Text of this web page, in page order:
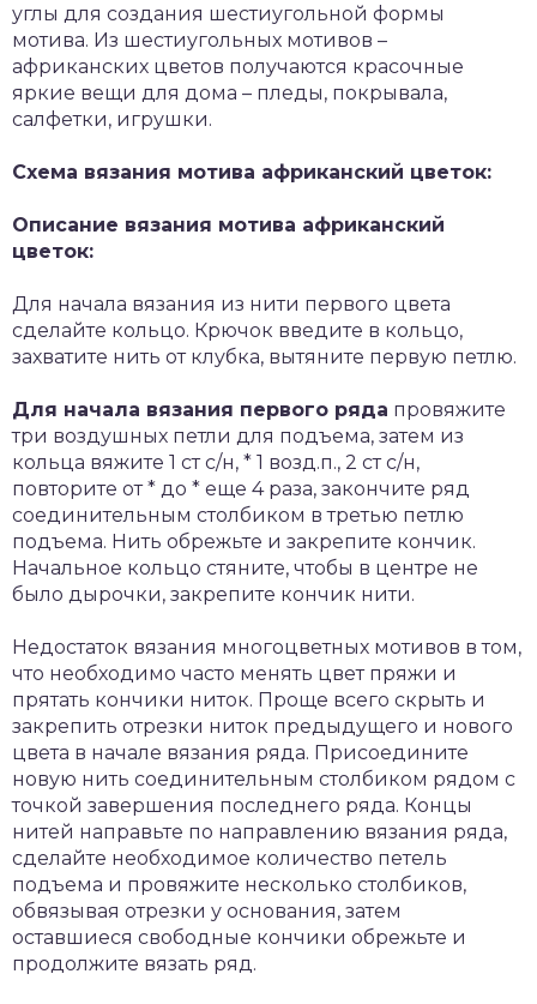
углы для создания шестиугольной формы
мотива. Из шестиугольных мотивов –
африканских цветов получаются красочные
яркие вещи для дома – пледы, покрывала,
салфетки, игрушки.
Схема вязания мотива африканский цветок:
Описание вязания мотива африканский
цветок:
Для начала вязания из нити первого цвета
сделайте кольцо. Крючок введите в кольцо,
захватите нить от клубка, вытяните первую петлю.
Для начала вязания первого ряда провяжите
три воздушных петли для подъема, затем из
кольца вяжите 1 ст с/н, * 1 возд.п., 2 ст с/н,
повторите от * до * еще 4 раза, закончите ряд
соединительным столбиком в третью петлю
подъема. Нить обрежьте и закрепите кончик.
Начальное кольцо стяните, чтобы в центре не
было дырочки, закрепите кончик нити.
Недостаток вязания многоцветных мотивов в том,
что необходимо часто менять цвет пряжи и
прятать кончики ниток. Проще всего скрыть и
закрепить отрезки ниток предыдущего и нового
цвета в начале вязания ряда. Присоедините
новую нить соединительным столбиком рядом с
точкой завершения последнего ряда. Концы
нитей направьте по направлению вязания ряда,
сделайте необходимое количество петель
подъема и провяжите несколько столбиков,
обвязывая отрезки у основания, затем
оставшиеся свободные кончики обрежьте и
продолжите вязать ряд.